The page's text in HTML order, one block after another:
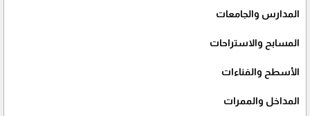
المدارس والجامعات
المسابح والاستراحات
الأسطح والفناءات
المداخل والممرات